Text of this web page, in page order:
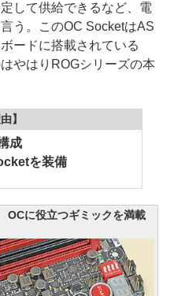
して供給できるなど、電
う。このOC SocketはAS
ードに搭載されている
やはりROGシリーズの本
】
成
を装備
OCに役立つギミックを満載